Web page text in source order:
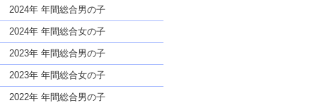
名前であっても奇抜すぎない
2024年 年間総合男の子
2024年 年間総合女の子
2023年 年間総合男の子
2023年 年間総合女の子
2022年 年間総合男の子